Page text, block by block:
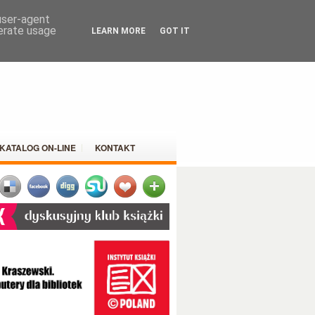
KATALOG ON-LINE KONTAKT
agent
usage
LEARN MORE GOT IT